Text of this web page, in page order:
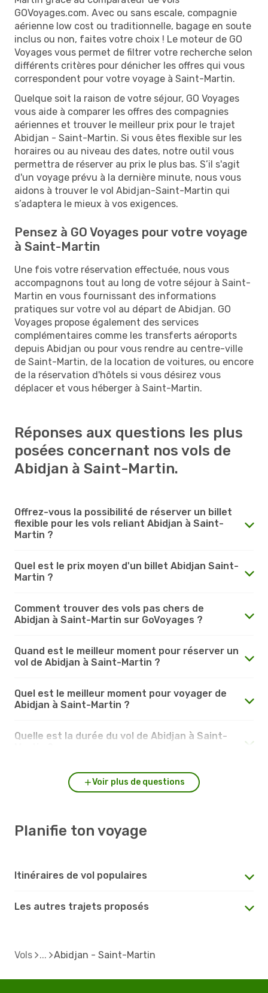
GOVoyages.com. Avec ou sans escale, compagnie
aérienne low cost ou traditionnelle, bagage en soute
inclus ou non, faites votre choix ! Le moteur de GO
Voyages vous permet de filtrer votre recherche selon
différents critères pour dénicher les offres qui vous
correspondent pour votre voyage à Saint-Martin.
Quelque soit la raison de votre séjour, GO Voyages
vous aide à comparer les offres des compagnies
aériennes et trouver le meilleur prix pour le trajet
Abidjan - Saint-Martin. Si vous êtes flexible sur les
horaires ou au niveau des dates, notre outil vous
permettra de réserver au prix le plus bas. S’il s'agit
d'un voyage prévu à la dernière minute, nous vous
aidons à trouver le vol Abidjan-Saint-Martin qui
s’adaptera le mieux à vos exigences.
Pensez à GO Voyages pour votre voyage
à Saint-Martin
Une fois votre réservation effectuée, nous vous
accompagnons tout au long de votre séjour à Saint-
Martin en vous fournissant des informations
pratiques sur votre vol au départ de Abidjan. GO
Voyages propose également des services
complémentaires comme les transferts aéroports
depuis Abidjan ou pour vous rendre au centre-ville
de Saint-Martin, de la location de voitures, ou encore
de la réservation d'hôtels si vous désirez vous
déplacer et vous héberger à Saint-Martin.
Réponses aux questions les plus
posées concernant nos vols de
Abidjan à Saint-Martin.
Offrez-vous la possibilité de réserver un billet
flexible pour les vols reliant Abidjan à Saint-
Martin ?
Quel est le prix moyen d'un billet Abidjan Saint-
Martin ?
Comment trouver des vols pas chers de
Abidjan à Saint-Martin sur GoVoyages ?
Quand est le meilleur moment pour réserver un
vol de Abidjan à Saint-Martin ?
Quel est le meilleur moment pour voyager de
Abidjan à Saint-Martin ?
Quelle est la durée du vol de Abidjan à Saint-
Voir plus de questions
Planifie ton voyage
Itinéraires de vol populaires
Les autres trajets proposés
Vols Abidjan - Saint-Martin